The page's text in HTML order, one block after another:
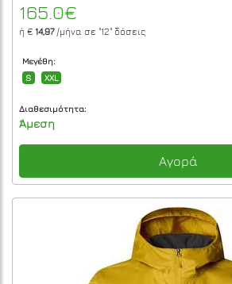
165.0€
ή € 14,97/μήνα σε "12" δόσεις
Μεγέθη:
S
XXL
Διαθεσιμότητα:
Άμεση
Αγορά